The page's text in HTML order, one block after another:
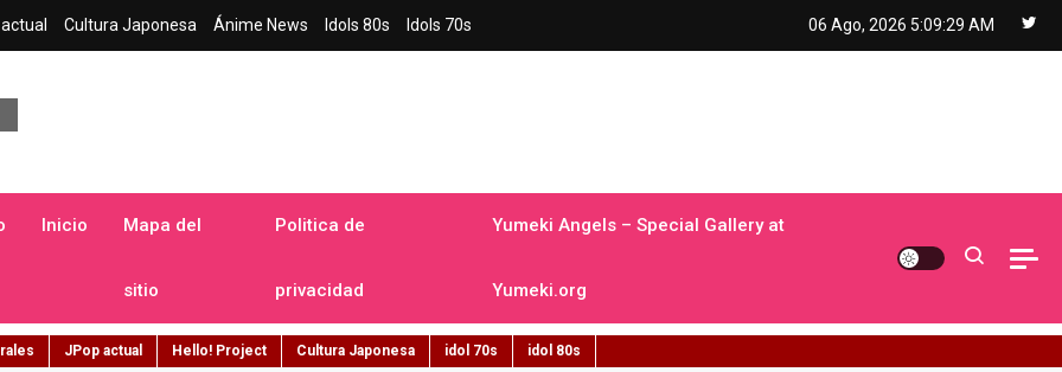
Cultura Japonesa Ánime News Idols 80s Idols 70s 06 Ago, 2026 5:09:30 AM
Inicio Mapa del
sitio
Politica de
privacidad
Yumeki Angels – Special Gallery at
Yumeki.org
JPop actual Hello! Project Cultura Japonesa idol 70s idol 80s